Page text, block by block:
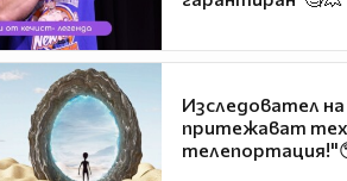
Изследовател
притежават